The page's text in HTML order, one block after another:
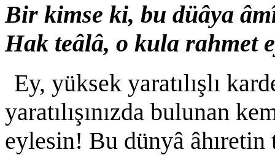
Bir kimse ki, bu düâya
Hak teâlâ, o kula rahmet
Ey, yüksek yaratılışlı
yaratılışınızda bulunan
eylesin! Bu dünyâ âhıretin